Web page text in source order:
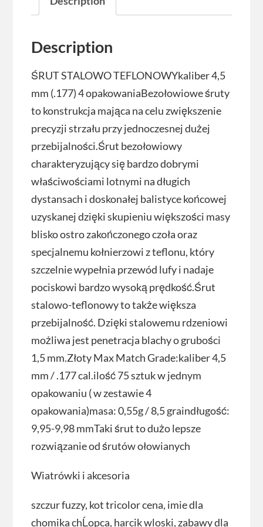
Description
ŚRUT STALOWO TEFLONOWYkaliber 4,5
mm (.177) 4 opakowaniaBezołowiowe śruty
to konstrukcja mająca na celu zwiększenie
precyzji strzału przy jednoczesnej dużej
przebijalności.Śrut bezołowiowy
charakteryzujący się bardzo dobrymi
właściwościami lotnymi na długich
dystansach i doskonałej balistyce końcowej
uzyskanej dzięki skupieniu większości masy
blisko ostro zakończonego czoła oraz
specjalnemu kołnierzowi z teflonu, który
szczelnie wypełnia przewód lufy i nadaje
pociskowi bardzo wysoką prędkość.Śrut
stalowo-teflonowy to także większa
przebijalność. Dzięki stalowemu rdzeniowi
możliwa jest penetracja blachy o grubości
1,5 mm.Złoty Max Match Grade:kaliber 4,5
mm / .177 cal.ilość 75 sztuk w jednym
opakowaniu ( w zestawie 4
opakowania)masa: 0,55g / 8,5 graindługość:
9,95-9,98 mmTaki śrut to dużo lepsze
rozwiązanie od śrutów ołowianych
Wiatrówki i akcesoria
szczur fuzzy, kot tricolor cena, imie dla
chomika chĹopca, harcik wloski, zabawy dla